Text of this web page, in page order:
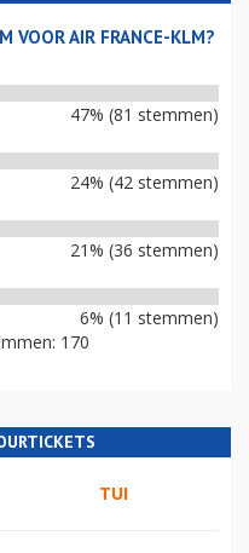
VOOR AIR FRANCE-KLM?
47% (81 stemmen)
24% (42 stemmen)
21% (36 stemmen)
6% (11 stemmen)
170
TUI